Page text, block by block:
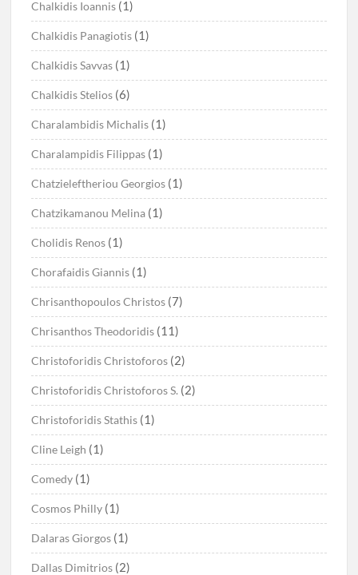
Chalkidis Ioannis (1)
Chalkidis Panagiotis (1)
Chalkidis Savvas (1)
Chalkidis Stelios (6)
Charalambidis Michalis (1)
Charalampidis Filippas (1)
Chatzieleftheriou Georgios (1)
Chatzikamanou Melina (1)
Cholidis Renos (1)
Chorafaidis Giannis (1)
Chrisanthopoulos Christos (7)
Chrisanthos Theodoridis (11)
Christoforidis Christoforos (2)
Christoforidis Christoforos S. (2)
Christoforidis Stathis (1)
Cline Leigh (1)
Comedy (1)
Cosmos Philly (1)
Dalaras Giorgos (1)
Dallas Dimitrios (2)